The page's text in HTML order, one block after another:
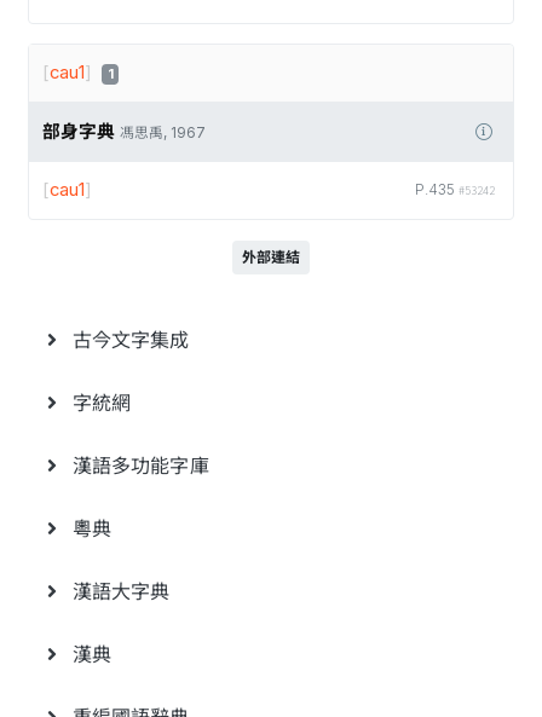
[cau1] 1
部身字典 馮思禹, 1967
P.435 #53242
[cau1]
外部連結
古今文字集成
字統網
漢語多功能字庫
粵典
漢語大字典
漢典